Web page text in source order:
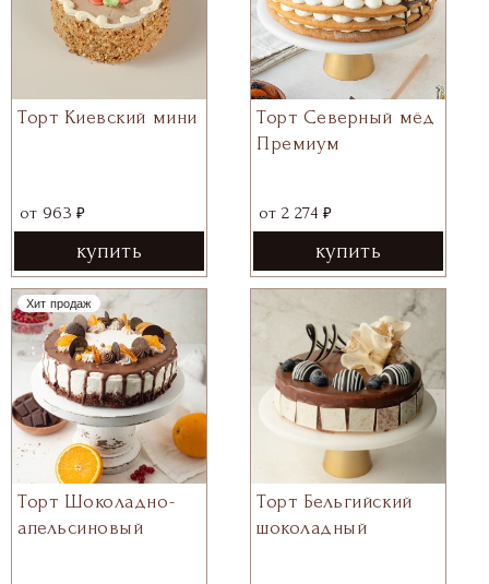
Торт Киевский мини
от 963 ₽
купить
Торт Северный мёд
Премиум
от 2 274 ₽
купить
Торт Шоколадно-
апельсиновый
Хит продаж
Торт Бельгийский
шоколадный